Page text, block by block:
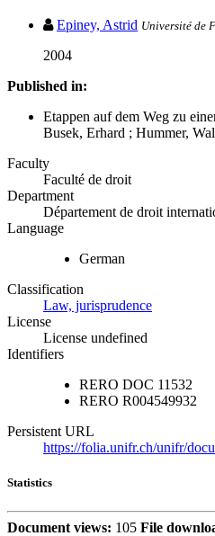
Epiney, Astrid Université de
2004
Published in:
Etappen auf dem Weg zu
Busek, Erhard ; Hummer,
Faculty
Faculté de droit
Department
Département de droit
Language
German
Classification
Law, jurisprudence
License
License undefined
Identifiers
RERO DOC 11532
RERO R004549932
Persistent URL
https://folia.unifr.ch/unifr/
Statistics
Document views: 105 File